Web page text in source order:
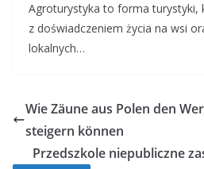
Agroturystyka to forma turystyki,
z doświadczeniem życia na wsi
lokalnych…
Wie Zäune aus Polen den
steigern können
Przedszkole niepubliczne